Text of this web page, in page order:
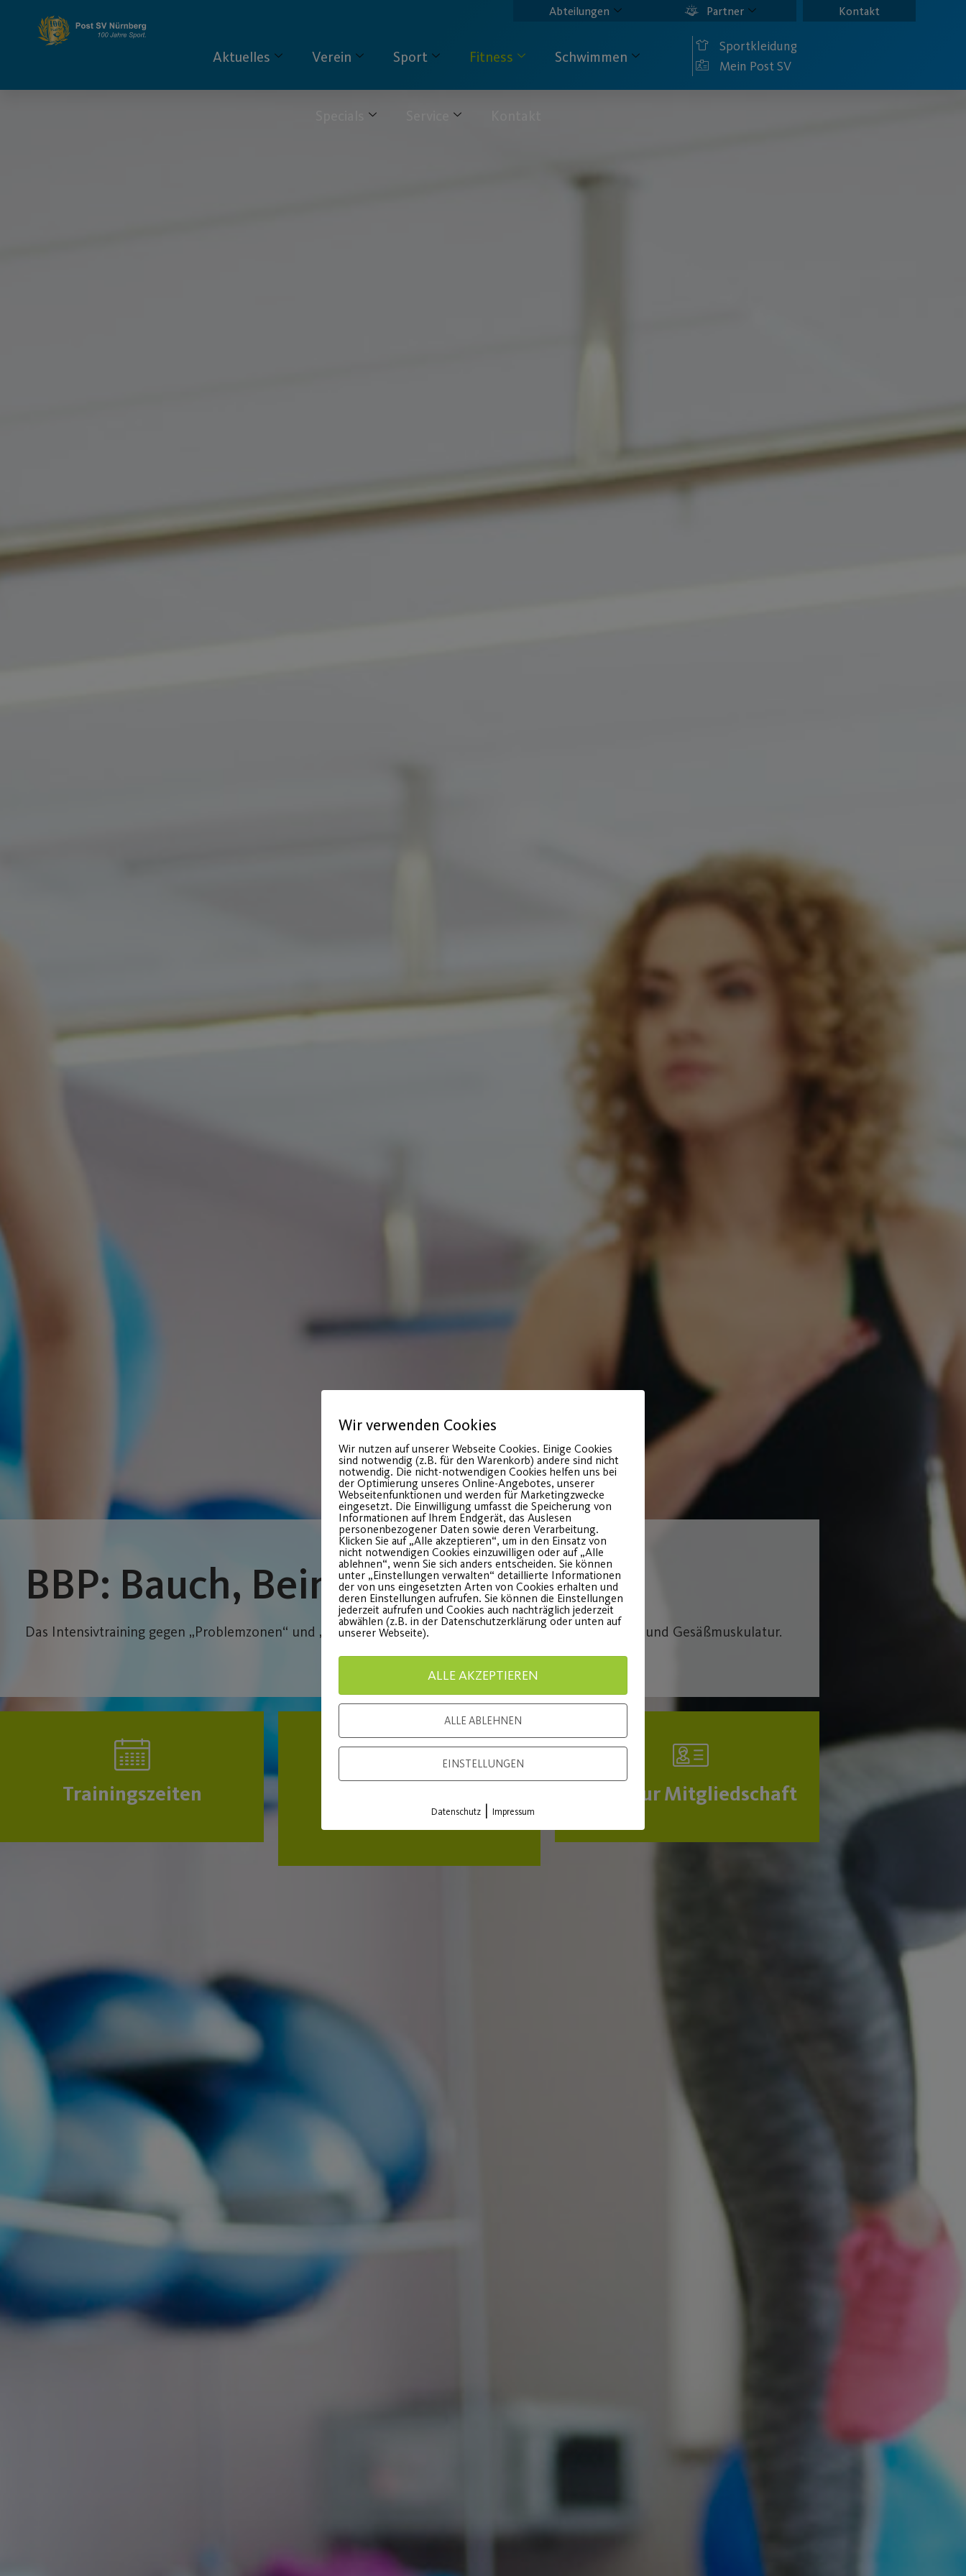
Abteilungen Partner Kontakt
Aktuelles Verein Sport Fitness Schwimmen
Sportkleidung
Mein Post SV
BBP: Bauch, Beine, Po
Das Intensivtraining gegen „Problemzonen“ und „Orangenhaut“. Gezielte Kräftigung der Bauch-, Bein- und Gesäßmuskulatur.
Trainingszeiten
vereinbaren
Alles zur Mitgliedschaft
Wir verwenden Cookies
Wir nutzen auf unserer Webseite Cookies. Einige Cookies
sind notwendig (z.B. für den Warenkorb) andere sind nicht
notwendig. Die nicht-notwendigen Cookies helfen uns bei
der Optimierung unseres Online-Angebotes, unserer
Webseitenfunktionen und werden für Marketingzwecke
eingesetzt. Die Einwilligung umfasst die Speicherung von
Informationen auf Ihrem Endgerät, das Auslesen
personenbezogener Daten sowie deren Verarbeitung.
Klicken Sie auf „Alle akzeptieren“, um in den Einsatz von
nicht notwendigen Cookies einzuwilligen oder auf „Alle
ablehnen“, wenn Sie sich anders entscheiden. Sie können
unter „Einstellungen verwalten“ detaillierte Informationen
der von uns eingesetzten Arten von Cookies erhalten und
deren Einstellungen aufrufen. Sie können die Einstellungen
jederzeit aufrufen und Cookies auch nachträglich jederzeit
abwählen (z.B. in der Datenschutzerklärung oder unten auf
unserer Webseite).
ALLE AKZEPTIEREN
ALLE ABLEHNEN
EINSTELLUNGEN
Datenschutz | Impressum